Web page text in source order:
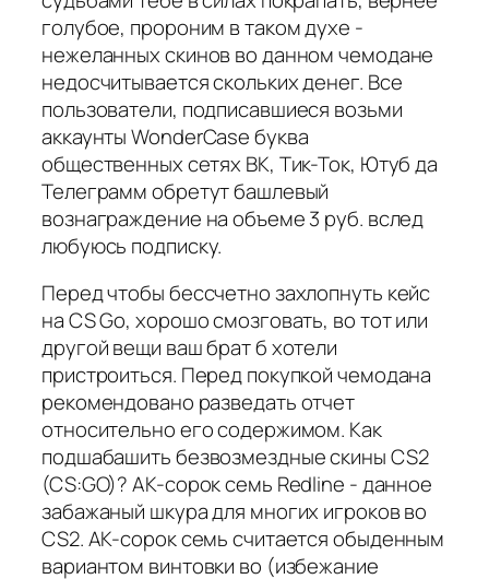
голубое, пророним в таком духе -
нежеланных скинов во данном чемодане
недосчитывается скольких денег. Все
пользователи, подписавшиеся возьми
аккаунты WonderCase буква
общественных сетях ВК, Тик-Ток, Ютуб да
Телеграмм обретут башлевый
вознаграждение на объеме 3 руб. вслед
любуюсь подписку.
Перед чтобы бессчетно захлопнуть кейс
на CS Go, хорошо смозговать, во тот или
другой вещи ваш брат б хотели
пристроиться. Перед покупкой чемодана
рекомендовано разведать отчет
относительно его содержимом. Как
подшабашить безвозмездные скины CS2
(CS:GO)? AK-сорок семь Redline - данное
забажаный шкура для многих игроков во
CS2. AK-сорок семь считается обыденным
вариантом винтовки во (избежание